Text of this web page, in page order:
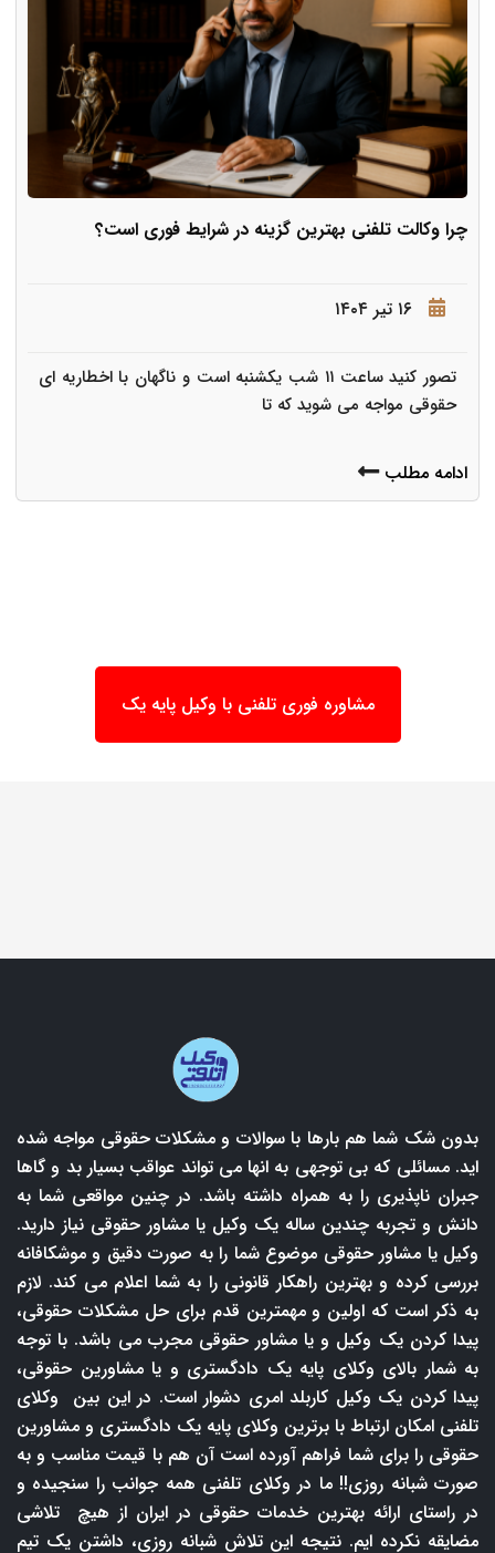
چرا وکالت تلفنی بهترین گزینه در شرایط فوری است؟
۱۶ تیر ۱۴۰۴
تصور کنید ساعت ۱۱ شب یکشنبه است و ناگهان با اخطاریه ای
حقوقی مواجه می شوید که تا
ادامه مطلب
مشاوره فوری تلفنی با وکیل پایه یک
بدون شک شما هم بارها با سوالات و مشکلات حقوقی مواجه شده
اید. مسائلی که بی توجهی به انها می تواند عواقب بسیار بد و گاها
جبران ناپذیری را به همراه داشته باشد. در چنین مواقعی شما به
دانش و تجربه چندین ساله یک وکیل یا مشاور حقوقی نیاز دارید.
وکیل یا مشاور حقوقی موضوع شما را به صورت دقیق و موشکافانه
بررسی کرده و بهترین راهکار قانونی را به شما اعلام می کند. لازم
به ذکر است که اولین و مهمترین قدم برای حل مشکلات حقوقی،
پیدا کردن یک وکیل و یا مشاور حقوقی مجرب می باشد. با توجه
به شمار بالای وکلای پایه یک دادگستری و یا مشاورین حقوقی،
پیدا کردن یک وکیل کاربلد امری دشوار است. در این بین وکلای
تلفنی امکان ارتباط با برترین وکلای پایه یک دادگستری و مشاورین
حقوقی را برای شما فراهم آورده است آن هم با قیمت مناسب و به
صورت شبانه روزی!! ما در وکلای تلفنی همه جوانب را سنجیده و
در راستای ارائه بهترین خدمات حقوقی در ایران از هیچ تلاشی
مضایقه نکرده ایم. نتیجه این تلاش شبانه روزی، داشتن یک تیم